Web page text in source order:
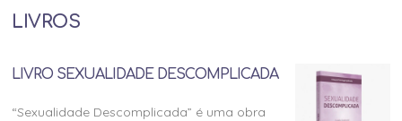
LIVROS
LIVRO SEXUALIDADE DESCOMPLICADA
“Sexualidade Descomplicada” é uma obra